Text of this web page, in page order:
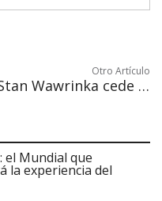
Otro Artículo
Stan Wawrinka cede en su debut ante Medvedev
el Mundial que
la experiencia del